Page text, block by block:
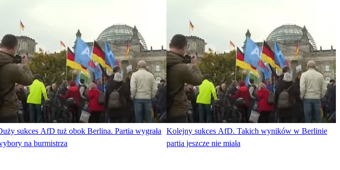
sukces AfD tuż obok Berlina. Partia wygrała
na burmistrza
Kolejny sukces AfD. Takich wyników w Berlinie
partia jeszcze nie miała